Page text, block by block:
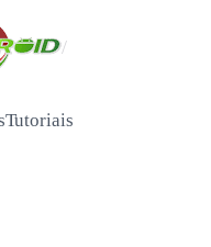
/
Tutoriais